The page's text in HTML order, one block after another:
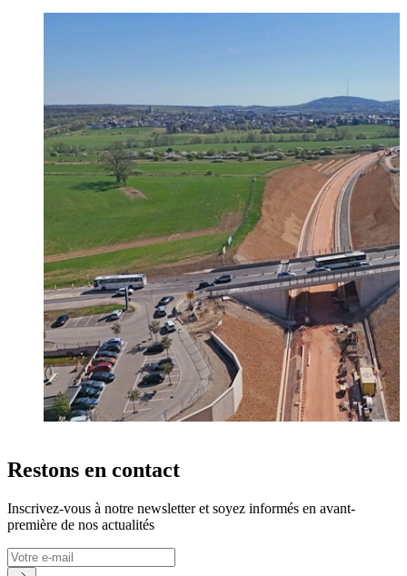
Restons en contact
Inscrivez-vous à notre newsletter et soyez informés en avant-
première de nos actualités